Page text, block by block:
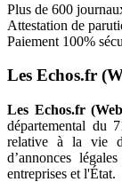
Plus de 600
Attestation de
Paiement 100%
Les Echos.fr
Les Echos.fr
départemental du
relative à la vie
d’annonces légales
entreprises et l'État.